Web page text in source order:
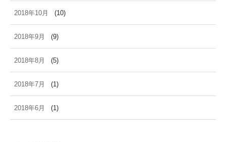
2018年10月 (10)
2018年9月 (9)
2018年8月 (5)
2018年7月 (1)
2018年6月 (1)